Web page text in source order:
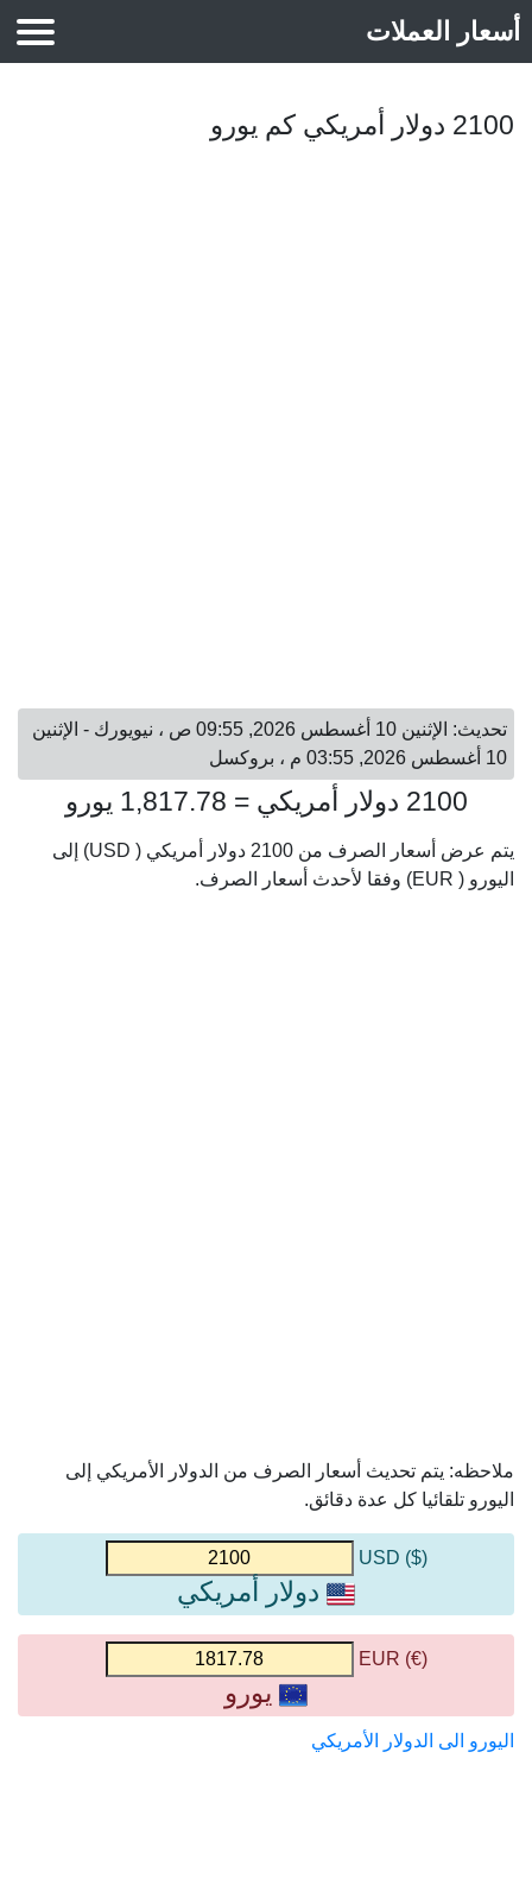
أسعار العملات
2100 دولار أمريكي كم يورو
تحديث: الإثنين 10 أغسطس 2026, 09:55 ص ، نيويورك - الإثنين
10 أغسطس 2026, 03:55 م ، بروكسل
2100 دولار أمريكي = 1,817.78 يورو
يتم عرض أسعار الصرف من 2100 دولار أمريكي ( USD) إلى
اليورو ( EUR) وفقا لأحدث أسعار الصرف.
ملاحظه: يتم تحديث أسعار الصرف من الدولار الأمريكي إلى
اليورو تلقائيا كل عدة دقائق.
($) USD
دولار أمريكي
(€) EUR
يورو
اليورو الى الدولار الأمريكي